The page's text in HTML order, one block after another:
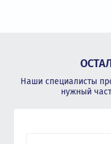
Наши специалисты
нужный